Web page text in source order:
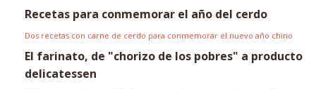
Recetas para conmemorar el año del cerdo
Dos recetas con carne de cerdo para conmemorar el nuevo año chino
El farinato, de "chorizo de los pobres" a producto
delicatessen